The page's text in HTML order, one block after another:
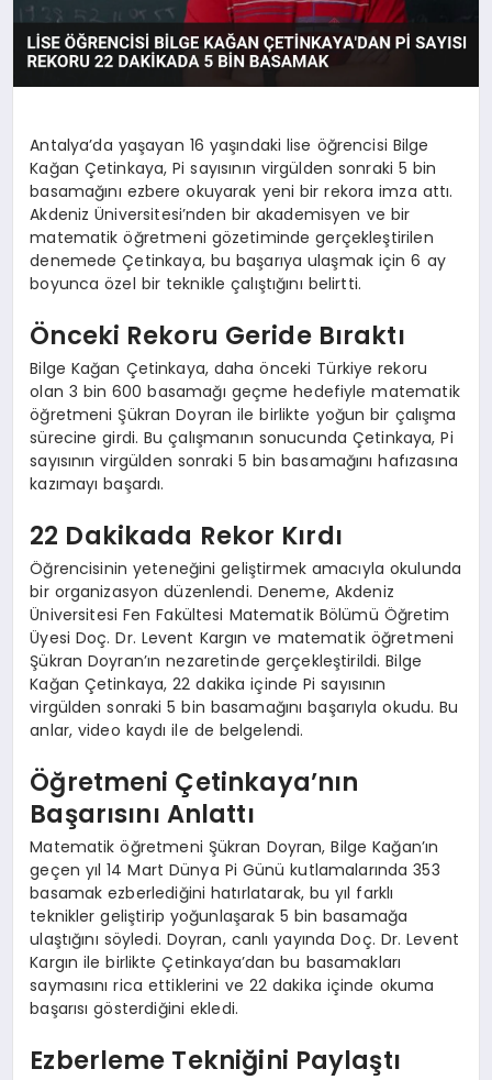
Antalya’da yaşayan 16 yaşındaki lise öğrencisi Bilge
Kağan Çetinkaya, Pi sayısının virgülden sonraki 5 bin
basamağını ezbere okuyarak yeni bir rekora imza attı.
Akdeniz Üniversitesi’nden bir akademisyen ve bir
matematik öğretmeni gözetiminde gerçekleştirilen
denemede Çetinkaya, bu başarıya ulaşmak için 6 ay
boyunca özel bir teknikle çalıştığını belirtti.
Önceki Rekoru Geride Bıraktı
Bilge Kağan Çetinkaya, daha önceki Türkiye rekoru
olan 3 bin 600 basamağı geçme hedefiyle matematik
öğretmeni Şükran Doyran ile birlikte yoğun bir çalışma
sürecine girdi. Bu çalışmanın sonucunda Çetinkaya, Pi
sayısının virgülden sonraki 5 bin basamağını hafızasına
kazımayı başardı.
22 Dakikada Rekor Kırdı
Öğrencisinin yeteneğini geliştirmek amacıyla okulunda
bir organizasyon düzenlendi. Deneme, Akdeniz
Üniversitesi Fen Fakültesi Matematik Bölümü Öğretim
Üyesi Doç. Dr. Levent Kargın ve matematik öğretmeni
Şükran Doyran’ın nezaretinde gerçekleştirildi. Bilge
Kağan Çetinkaya, 22 dakika içinde Pi sayısının
virgülden sonraki 5 bin basamağını başarıyla okudu. Bu
anlar, video kaydı ile de belgelendi.
Öğretmeni Çetinkaya’nın
Başarısını Anlattı
Matematik öğretmeni Şükran Doyran, Bilge Kağan’ın
geçen yıl 14 Mart Dünya Pi Günü kutlamalarında 353
basamak ezberlediğini hatırlatarak, bu yıl farklı
teknikler geliştirip yoğunlaşarak 5 bin basamağa
ulaştığını söyledi. Doyran, canlı yayında Doç. Dr. Levent
Kargın ile birlikte Çetinkaya’dan bu basamakları
saymasını rica ettiklerini ve 22 dakika içinde okuma
başarısı gösterdiğini ekledi.
Ezberleme Tekniğini Paylaştı